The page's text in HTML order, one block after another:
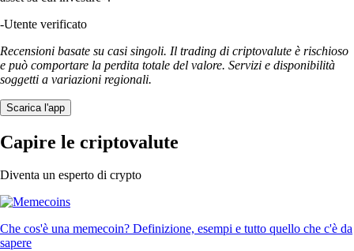
-Utente verificato
Recensioni basate su casi singoli. Il trading di criptovalute è rischioso
e può comportare la perdita totale del valore. Servizi e disponibilità
soggetti a variazioni regionali.
Scarica l'app
Capire le criptovalute
Diventa un esperto di crypto
Che cos'è una memecoin? Definizione, esempi e tutto quello che c'è da
sapere